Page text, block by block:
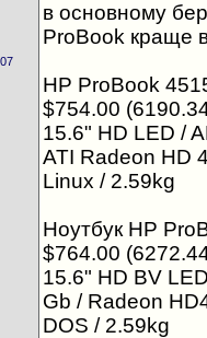
в основному
ProBook краще
HP ProBook
$754.00
15.6" HD LED /
ATI Radeon HD
Linux / 2.59kg
Ноутбук HP
$764.00
15.6" HD BV
Gb / Radeon
DOS / 2.59kg